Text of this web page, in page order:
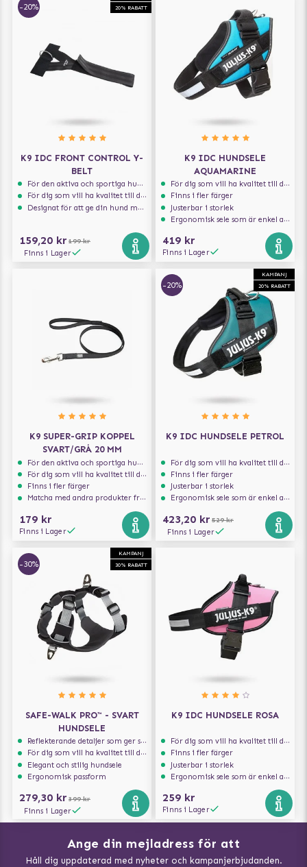
20% RABATT
-20%
K9 IDC FRONT CONTROL Y-
BELT
För den aktiva och sportiga hunden
För dig som vill ha kvalitet till din hund!
Designat för att ge din hund maximal komfort
159,20 kr 199 kr
Finns i Lager
K9 IDC HUNDSELE
AQUAMARINE
För dig som vill ha kvalitet till din hund!
Finns i fler färger
Justerbar i storlek
Ergonomisk sele som är enkel att ta på och av
419 kr
Finns i Lager
K9 SUPER-GRIP KOPPEL
SVART/GRÅ 20 MM
För den aktiva och sportiga hunden
För dig som vill ha kvalitet till din hund!
Finns i fler färger
Matcha med andra produkter från Julius-K9
179 kr
Finns i Lager
KAMPANJ
20% RABATT
-20%
K9 IDC HUNDSELE PETROL
För dig som vill ha kvalitet till din hund!
Finns i fler färger
Justerbar i storlek
Ergonomisk sele som är enkel att ta på och av
423,20 kr 529 kr
Finns i Lager
KAMPANJ
30% RABATT
-30%
SAFE-WALK PRO™ - SVART
HUNDSELE
Reflekterande detaljer som ger synlighet i svagt ljus
För dig som vill ha kvalitet till din hund!
Elegant och stilig hundsele
Ergonomisk passform
279,30 kr 399 kr
Finns i Lager
K9 IDC HUNDSELE ROSA
För dig som vill ha kvalitet till din hund!
Finns i fler färger
Justerbar i storlek
Ergonomisk sele som är enkel att ta på och av
259 kr
Finns i Lager
Ange din mejladress för att
Håll dig uppdaterad med nyheter och kampanjerbjudanden.
Vad kan hundar äta?